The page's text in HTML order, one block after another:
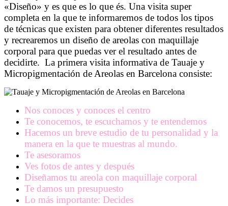
«Diseño» y es que es lo que és. Una visita super
completa en la que te informaremos de todos los tipos
de técnicas que existen para obtener diferentes resultados
y recrearemos un diseño de areolas con maquillaje
corporal para que puedas ver el resultado antes de
decidirte. La primera visita informativa de Tauaje y
Micropigmentación de Areolas en Barcelona consiste:
Nos conoces y conoces el centro
Te conocemos, te escuchamos y te entendemos
Hacemos un breve estudio de tu personalidad y la
manera en la que te muestras al mundo.
Te asesoramos
Ves fotos de antes y después
Diseñamos tu areola con maquillaje corporal
Te damos un presupuesto
Lo más importante: Decides